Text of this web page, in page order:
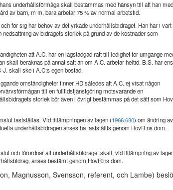
underhållsförmåga skall bestämmas med hänsyn till att han med
av barn, m m, bara arbetar 75 % av normal arbetstid.
för sig har behov av det yrkade underhållsbidraget. Han har i vart
av bidragets storlek på grund av de kostnader som
att A.C. har en lagstadgad rätt till ledighet för umgänge
skall beräknas på annat sätt än om A.C. arbetar heltid. B.S. har
J. skall ske i A.C:s egen bostad.
omständigheter finner HD således att A.C. ej visat någon
till en fulltidstjänstgöring motsvarande en
storlek bör även i övrigt bestämmas på det sätt som
fastställas. Vid tillämpningen av lagen (1966:680) om ändring av
underhållsbidragen anses ha fastställts genom HovR:ns dom.
och förordnar att underhållsbidraget skall, vid tillämpning av
anses bestämt genom HovR:ns dom.
Magnusson, Svensson, referent, och Lambe)